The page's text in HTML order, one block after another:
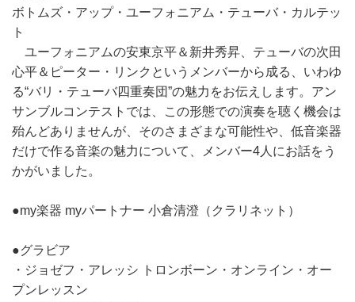
ボトムズ・アップ・ユーフォニアム・テューバ・カルテッ
ト
ユーフォニアムの安東京平＆新井秀昇、テューバの次田
心平＆ピーター・リンクというメンバーから成る、いわゆ
る“バリ・テューバ四重奏団”の魅力をお伝えします。アン
サンブルコンテストでは、この形態での演奏を聴く機会は
殆んどありませんが、そのさまざまな可能性や、低音楽器
だけで作る音楽の魅力について、メンバー4人にお話をう
かがいました。
●my楽器 myパートナー 小倉清澄（クラリネット）
●グラビア
・ジョゼフ・アレッシ トロンボーン・オンライン・オー
プンレッスン